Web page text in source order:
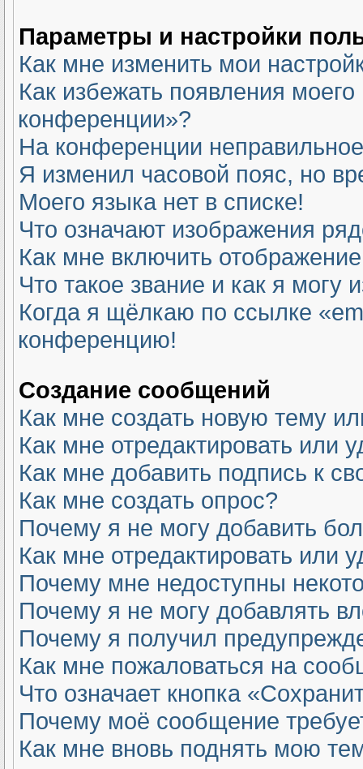
Параметры и настройки
Как мне изменить мои
Как избежать появления
конференции»?
На конференции
Я изменил часовой пояс, но
Моего языка нет в списке!
Что означают изображения
Как мне включить
Что такое звание и как я могу
Когда я щёлкаю по ссылке
конференцию!
Создание сообщений
Как мне создать новую тему
Как мне отредактировать или
Как мне добавить подпись к
Как мне создать опрос?
Почему я не могу добавить
Как мне отредактировать или
Почему мне недоступны
Почему я не могу добавлять
Почему я получил
Как мне пожаловаться на
Что означает кнопка
Почему моё сообщение
Как мне вновь поднять мою